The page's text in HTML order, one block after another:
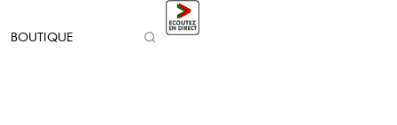
BOUTIQUE